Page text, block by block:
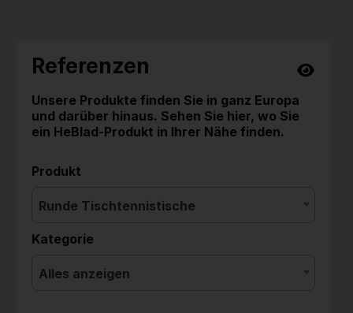
Referenzen
Unsere Produkte finden Sie in ganz Europa
und darüber hinaus. Sehen Sie hier, wo Sie
ein HeBlad-Produkt in Ihrer Nähe finden.
Produkt
Runde Tischtennistische
Kategorie
Alles anzeigen